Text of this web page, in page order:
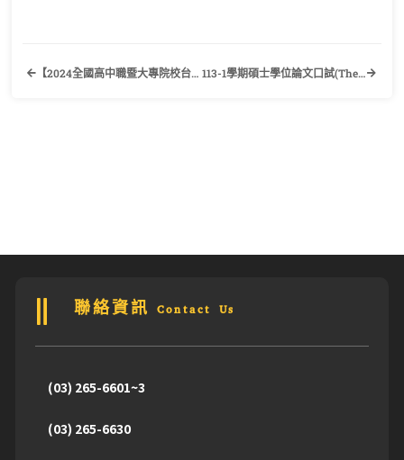
【2024全國高中職暨大專院校台灣私房景點介紹英/日文簡報比賽】歡迎有興趣的同學踴躍報名參加！ 113-1學期碩士學位論文口試(Thesis Final Defense)申請、論文撰寫規範及離校注意事項
聯絡資訊 Contact Us
(03) 265-6601~3
(03) 265-6630